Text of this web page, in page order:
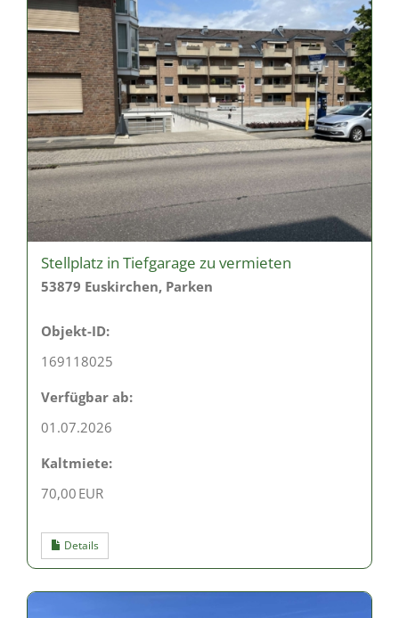
Stellplatz in Tiefgarage zu vermieten
53879 Euskirchen, Parken
Objekt-ID:
169118025
Verfügbar ab:
01.07.2026
Kaltmiete:
70,00 EUR
Details